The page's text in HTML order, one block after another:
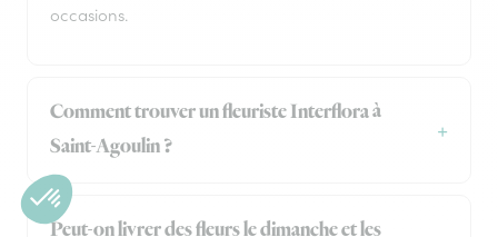
occasions.
Comment trouver un fleuriste Interflora à
Saint-Agoulin ?
Peut-on livrer des fleurs le dimanche et les